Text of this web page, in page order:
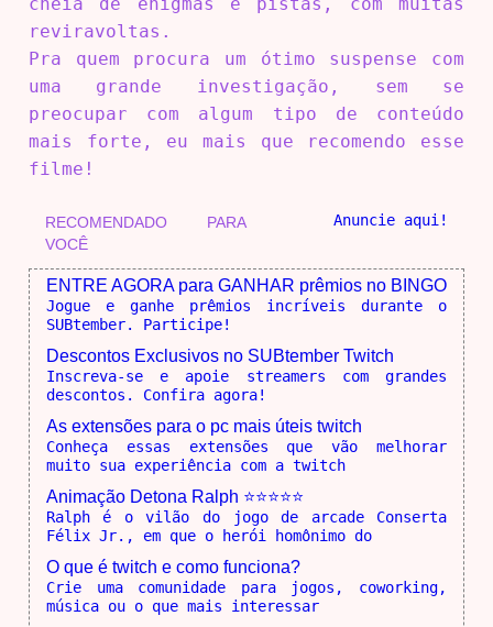
cheia de enigmas e pistas, com muitas
reviravoltas.
Pra quem procura um ótimo suspense com
uma grande investigação, sem se
preocupar com algum tipo de conteúdo
mais forte, eu mais que recomendo esse
filme!
RECOMENDADO PARA
VOCÊ
Anuncie aqui!
ENTRE AGORA para GANHAR prêmios no BINGO
Jogue e ganhe prêmios incríveis durante o
SUBtember. Participe!
Descontos Exclusivos no SUBtember Twitch
Inscreva-se e apoie streamers com grandes
descontos. Confira agora!
As extensões para o pc mais úteis twitch
Conheça essas extensões que vão melhorar
muito sua experiência com a twitch
Animação Detona Ralph ⭐⭐⭐⭐⭐
Ralph é o vilão do jogo de arcade Conserta
Félix Jr., em que o herói homônimo do
O que é twitch e como funciona?
Crie uma comunidade para jogos, coworking,
música ou o que mais interessar